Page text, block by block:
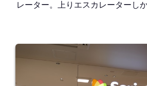
レーター。上りエスカレーターし